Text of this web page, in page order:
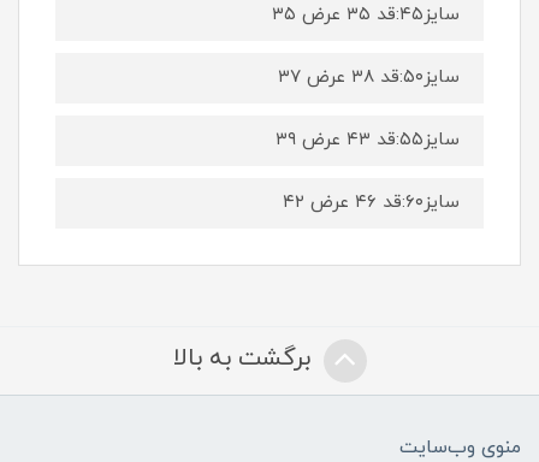
سایز۴۵:قد ۳۵ عرض ۳۵
سایز۵۰:قد ۳۸ عرض ۳۷
سایز۵۵:قد ۴۳ عرض ۳۹
سایز۶۰:قد ۴۶ عرض ۴۲
برگشت به بالا
منوی وب‌سایت